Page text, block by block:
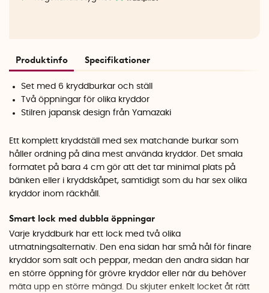
Produktinfo Specifikationer
Set med 6 kryddburkar och ställ
Två öppningar för olika kryddor
Stilren japansk design från Yamazaki
Ett komplett kryddställ med sex matchande burkar som
håller ordning på dina mest använda kryddor. Det smala
formatet på bara 4 cm gör att det tar minimal plats på
bänken eller i kryddskåpet, samtidigt som du har sex olika
kryddor inom räckhåll.
Smart lock med dubbla öppningar
Varje kryddburk har ett lock med två olika
utmatningsalternativ. Den ena sidan har små hål för finare
kryddor som salt och peppar, medan den andra sidan har
en större öppning för grövre kryddor eller när du behöver
mäta upp en större mängd. Du skjuter enkelt locket åt rätt